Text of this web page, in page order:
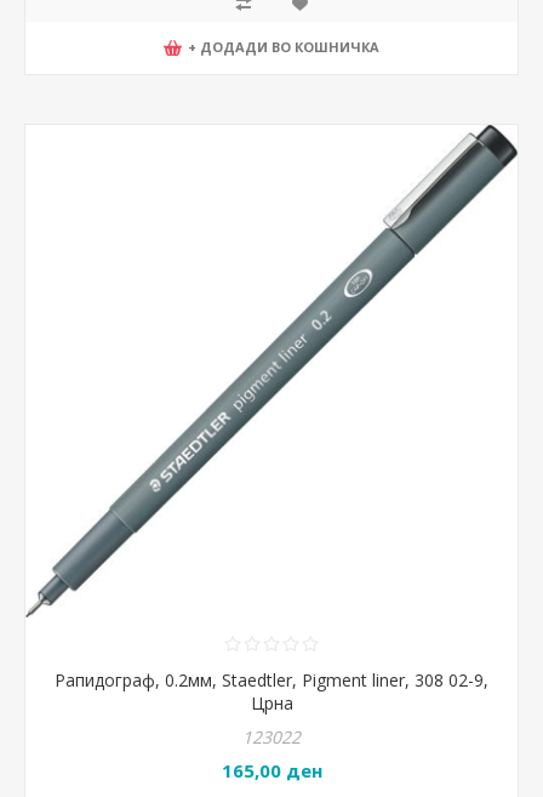
+ ДОДАДИ ВО КОШНИЧКА
Рапидограф, 0.2мм, Staedtler, Pigment liner, 308 02-9,
Црна
123022
165,00 ден